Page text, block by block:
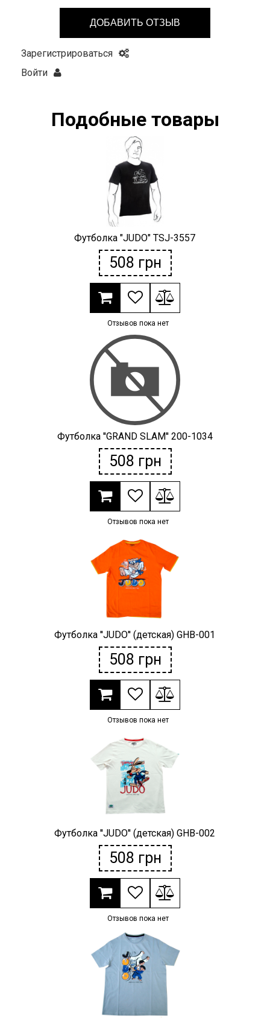
ДОБАВИТЬ ОТЗЫВ
Зарегистрироваться
Войти
Подобные товары
Футболка "JUDO" TSJ-3557
508 грн
Отзывов пока нет
Футболка ''GRAND SLAM'' 200-1034
508 грн
Отзывов пока нет
Футболка ''JUDO'' (детская) GHB-001
508 грн
Отзывов пока нет
Футболка ''JUDO'' (детская) GHB-002
508 грн
Отзывов пока нет